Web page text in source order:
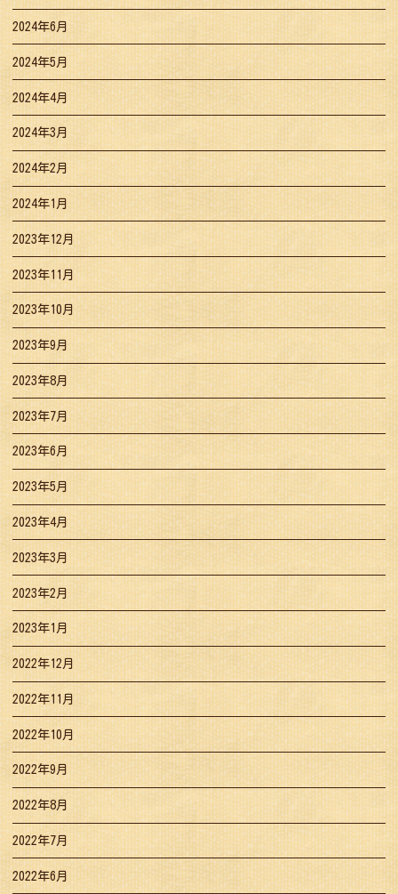
2024年6月
2024年5月
2024年4月
2024年3月
2024年2月
2024年1月
2023年12月
2023年11月
2023年10月
2023年9月
2023年8月
2023年7月
2023年6月
2023年5月
2023年4月
2023年3月
2023年2月
2023年1月
2022年12月
2022年11月
2022年10月
2022年9月
2022年8月
2022年7月
2022年6月